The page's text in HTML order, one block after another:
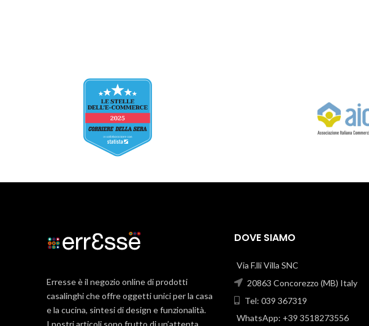
Erresse è il negozio online di prodotti
casalinghi che offre oggetti unici per la casa
e la cucina, sintesi di design e funzionalità.
I nostri articoli sono frutto di un’attenta
DOVE SIAMO
Via F.lli Villa SNC
20863 Concorezzo (MB) Italy
Tel: 039 367319
WhatsApp: +39 3518273556